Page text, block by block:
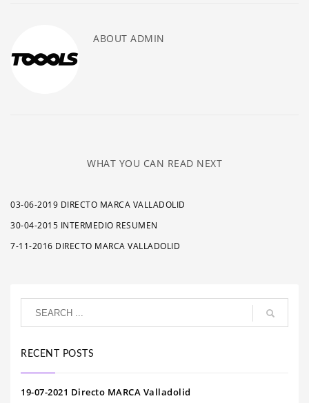
ABOUT ADMIN
WHAT YOU CAN READ NEXT
03-06-2019 DIRECTO MARCA VALLADOLID
30-04-2015 INTERMEDIO RESUMEN
7-11-2016 DIRECTO MARCA VALLADOLID
RECENT POSTS
19-07-2021 Directo MARCA Valladolid